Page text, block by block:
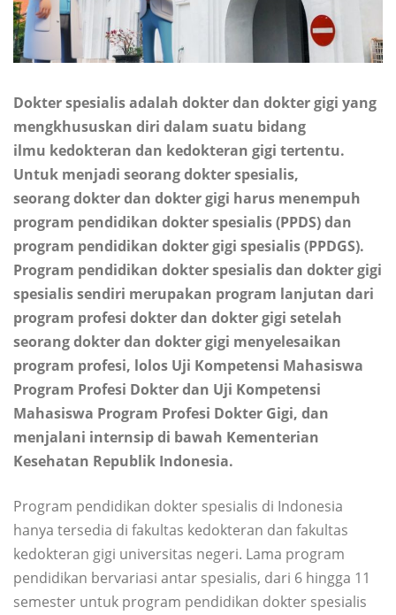
Dokter spesialis adalah dokter dan dokter gigi yang
mengkhususkan diri dalam suatu bidang
ilmu kedokteran dan kedokteran gigi tertentu.
Untuk menjadi seorang dokter spesialis,
seorang dokter dan dokter gigi harus menempuh
program pendidikan dokter spesialis (PPDS) dan
program pendidikan dokter gigi spesialis (PPDGS).
Program pendidikan dokter spesialis dan dokter gigi
spesialis sendiri merupakan program lanjutan dari
program profesi dokter dan dokter gigi setelah
seorang dokter dan dokter gigi menyelesaikan
program profesi, lolos Uji Kompetensi Mahasiswa
Program Profesi Dokter dan Uji Kompetensi
Mahasiswa Program Profesi Dokter Gigi, dan
menjalani internsip di bawah Kementerian
Kesehatan Republik Indonesia.
Program pendidikan dokter spesialis di Indonesia
hanya tersedia di fakultas kedokteran dan fakultas
kedokteran gigi universitas negeri. Lama program
pendidikan bervariasi antar spesialis, dari 6 hingga 11
semester untuk program pendidikan dokter spesialis